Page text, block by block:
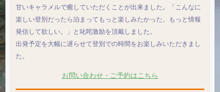
甘いキャラメルで癒していただくことが出来ました。「こんなに
楽しい登別だったら泊まってもっと楽しみたかった。もっと情報
発信して欲しい。」と叱咤激励を頂戴しました。
出発予定を大幅に遅らせて登別での時間をお楽しみいただきまし
た。
お問い合わせ・ご予約はこちら